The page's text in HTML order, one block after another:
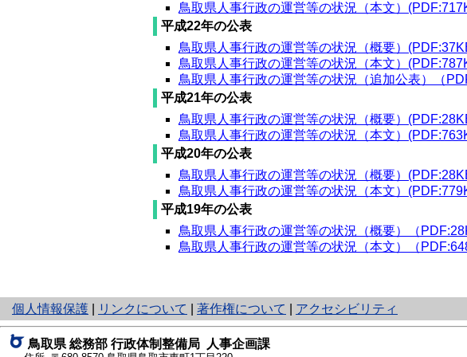
鳥取県人事行政の運営等の状況（本文）
平成22年の公表
鳥取県人事行政の運営等の状況（概要）
鳥取県人事行政の運営等の状況（本文）
鳥取県人事行政の運営等の状況（追加公表）（
平成21年の公表
鳥取県人事行政の運営等の状況（概要）
鳥取県人事行政の運営等の状況（本文）
平成20年の公表
鳥取県人事行政の運営等の状況（概要）
鳥取県人事行政の運営等の状況（本文）
平成19年の公表
鳥取県人事行政の運営等の状況（概要）（
鳥取県人事行政の運営等の状況（本文）（
個人情報保護
と
り
ネ
ッ
リンクについて 著作権について アクセシビリティ
鳥取県 総務部 行政体制整備局 人事企画課